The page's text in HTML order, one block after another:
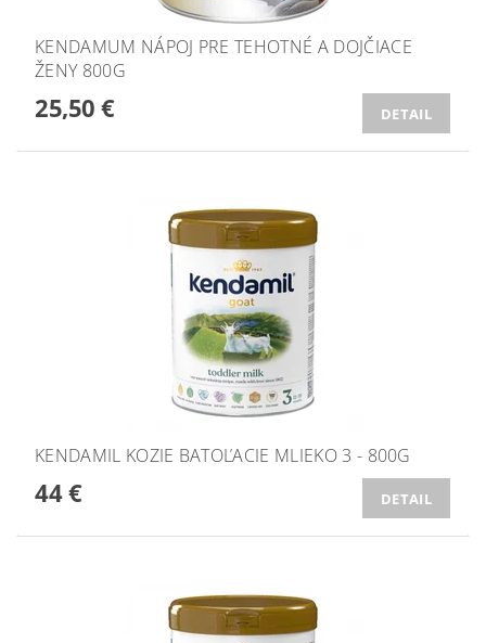
KENDAMUM NÁPOJ PRE TEHOTNÉ A DOJČIACE
ŽENY 800G
25,50 € DETAIL
KENDAMIL KOZIE BATOĽACIE MLIEKO 3 - 800G
44 € DETAIL